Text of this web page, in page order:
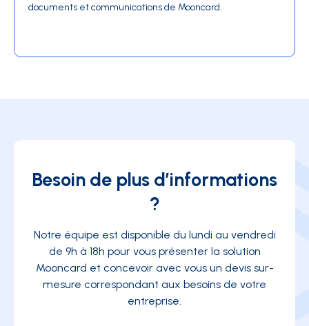
documents et communications de Mooncard.
Besoin de plus d’informations
?
Notre équipe est disponible du lundi au vendredi
de 9h à 18h pour vous présenter la solution
Mooncard et concevoir avec vous un devis sur-
mesure correspondant aux besoins de votre
entreprise.